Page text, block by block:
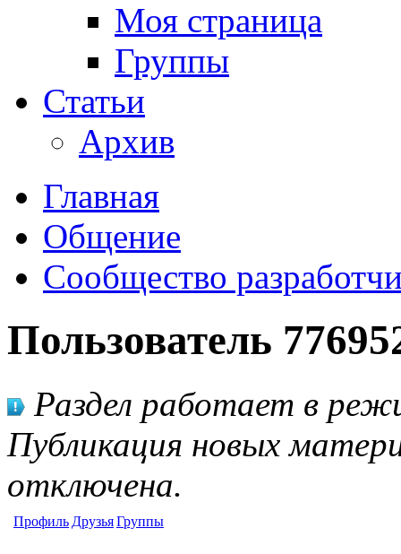
Моя страница
Группы
Статьи
Архив
Главная
Общение
Сообщество
Пользователь
Раздел работает в
Публикация новых
отключена.
Профиль ДрузьяГруппы